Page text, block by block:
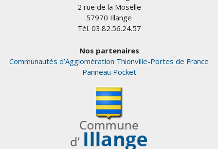
2 rue de la Moselle
57970 Illange
Tél. 03.82.56.24.57
Nos partenaires
Communautés d’Agglomération Thionville-Portes de France
Panneau Pocket